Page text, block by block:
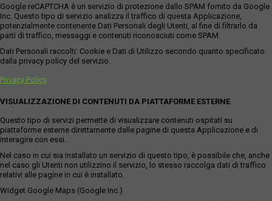
Google reCAPTCHA è un servizio di protezione dallo SPAM fornito da Google
Inc. Questo tipo di servizio analizza il traffico di questa Applicazione,
potenzialmente contenente Dati Personali degli Utenti, al fine di filtrarlo da
parti di traffico, messaggi e contenuti riconosciuti come SPAM.
Dati Personali raccolti: Cookie e Dati di Utilizzo secondo quanto specificato
dalla privacy policy del servizio.
Privacy Policy
VISUALIZZAZIONE DI CONTENUTI DA PIATTAFORME ESTERNE
Questo tipo di servizi permette di visualizzare contenuti ospitati su
piattaforme esterne direttamente dalle pagine di questa Applicazione e di
interagire con essi.
Nel caso in cui sia installato un servizio di questo tipo, è possibile che, anche
nel caso gli Utenti non utilizzino il servizio, lo stesso raccolga dati di traffico
relativi alle pagine in cui è installato.
Widget Google Maps (Google Inc.)